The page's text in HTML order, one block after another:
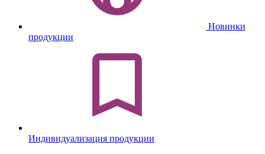
Новинки
продукции
Индивидуализация продукции